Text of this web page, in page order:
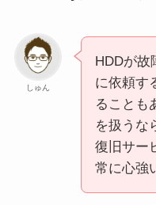
しゅん
HDDが
に依頼す
ることも
を扱うな
復旧サー
常に心強